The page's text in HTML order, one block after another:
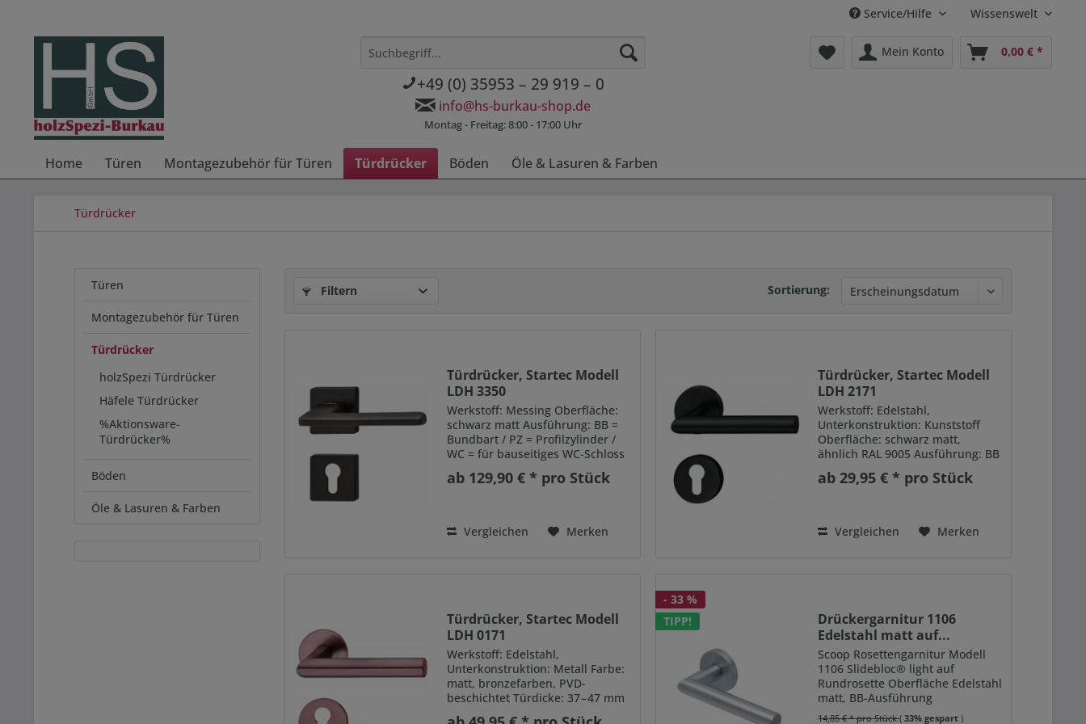
Service/Hilfe Wissenswelt
+49 (0) 35953 – 29 919 – 0
info@hs-burkau-shop.de
Montag - Freitag: 8:00 - 17:00 Uhr
Mein Konto 0,00 € *
Home Türen Montagezubehör für Türen Türdrücker Böden Öle & Lasuren & Farben
Türdrücker
Türen
Montagezubehör für Türen
Türdrücker
holzSpezi Türdrücker
Häfele Türdrücker
%Aktionsware-
Türdrücker%
Böden
Öle & Lasuren & Farben
Filtern Sortierung:
Türdrücker, Startec Modell
LDH 3350
Werkstoff: Messing Oberfläche:
schwarz matt Ausführung: BB =
Bundbart / PZ = Profilzylinder /
WC = für bauseitiges WC-Schloss
Türdicke: 38 – 50 mm
Einsatzbereich:
drehbar...
ab 129,90 € * pro Stück
Vergleichen Merken
Türdrücker, Startec Modell
LDH 2171
Werkstoff: Edelstahl,
Unterkonstruktion: Kunststoff
Oberfläche: schwarz matt,
ähnlich RAL 9005 Ausführung: BB
= Bundbart / PZ = Profilzylinder /
WC = für bauseitiges WC-Schloss
Gebrauchskategorie 2...
ab 29,95 € * pro Stück
Vergleichen Merken
Türdrücker, Startec Modell
LDH 0171
Werkstoff: Edelstahl,
Unterkonstruktion: Metall Farbe:
matt, bronzefarben, PVD-
beschichtet Türdicke: 37 – 47 mm
- 33 %
TIPP!
Drückergarnitur 1106
Edelstahl matt auf...
Scoop Rosettengarnitur Modell
1106 Slidebloc® light auf
Rundrosette Oberfläche Edelstahl
matt, BB-Ausführung
Gebrauchsklasse Kategorie 3
14,85 € * pro Stück(33% gespart)